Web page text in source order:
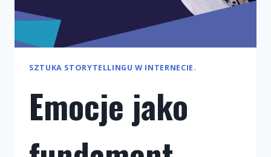
SZTUKA STORYTELLINGU W INTERNECIE.
Emocje jako